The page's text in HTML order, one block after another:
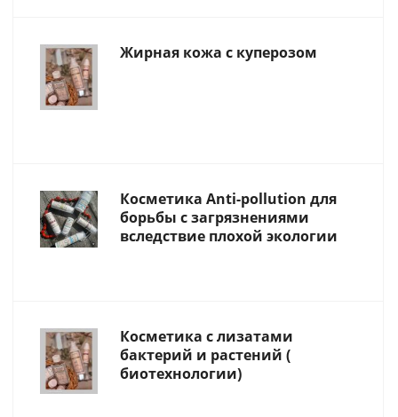
Жирная кожа с куперозом
Косметика Anti-pollution для
борьбы с загрязнениями
вследствие плохой экологии
Косметика с лизатами
бактерий и растений (
биотехнологии)